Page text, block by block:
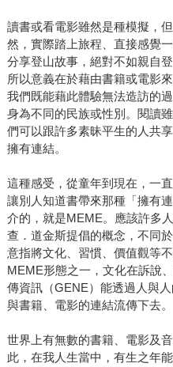
讀書或看電影雖然是種模擬，
然，實際踏上旅程、直接感覺
分享登山故事，絕對不如親自
所以意義在於藉由書籍或電影
我們既能藉此體驗無法造訪的
身為不同的民族或性別。閱讀
們可以跟許多素昧平生的人共
擁有連結。
這種感受，從童年到現在，一
讓別人知道書帶來那種「擁有
介的，就是MEME。應該許多
查．道金斯提倡的概念，不同
意指將文化、習慣、價值觀等
MEME形態之一，文化在訴說
傳資訊（GENE）能透過人與
與書籍、電影的連結流傳下去。
世界上有無數的書籍、電影及
此，在我人生當中，有生之年